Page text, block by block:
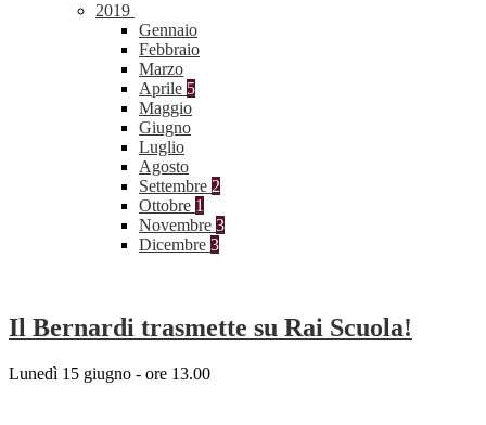
2019
Gennaio
Febbraio
Marzo
Aprile 5
Maggio
Giugno
Luglio
Agosto
Settembre 2
Ottobre 1
Novembre 3
Dicembre 3
Il Bernardi trasmette su Rai Scuola!
Lunedì 15 giugno - ore 13.00